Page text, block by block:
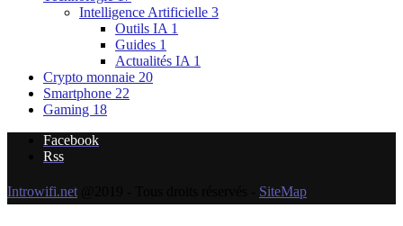
Intelligence Artificielle 3
Outils IA 1
Guides 1
Actualités IA 1
Crypto monnaie 20
Smartphone 22
Gaming 18
Facebook
Rss
Introwifi.net SiteMap